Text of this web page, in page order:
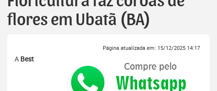
flores em Ubatã (BA)
Página atualizada em: 15/12/2025 14:17
A Best